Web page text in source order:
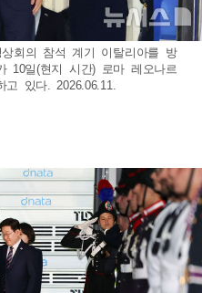
회의 참석 계기 이탈리아를 방
10일(현지 시간) 로마 레오나르
고 있다. 2026.06.11.